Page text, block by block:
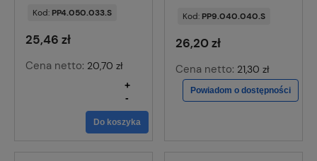
Kod: PP4.050.033.S
25,46 zł
Cena netto: 20,70 zł
-
+
Do koszyka
Kod: PP9.040.040.S
26,20 zł
Cena netto: 21,30 zł
Powiadom o dostępności